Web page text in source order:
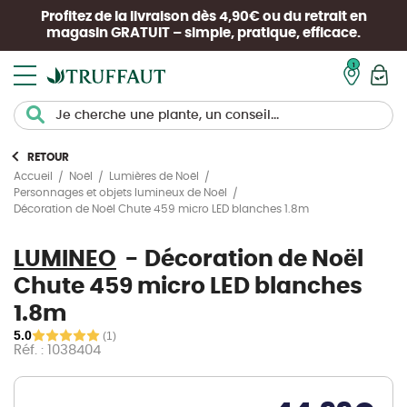
Profitez de la livraison dès 4,90€ ou du retrait en
magasin GRATUIT – simple, pratique, efficace.
RETOUR
Accueil
Noël
Lumières de Noël
Personnages et objets lumineux de Noël
Décoration de Noël Chute 459 micro LED blanches 1.8m
LUMINEO
Décoration de Noël
Chute 459 micro LED blanches
1.8m
5.0 (1)
Réf. : 1038404